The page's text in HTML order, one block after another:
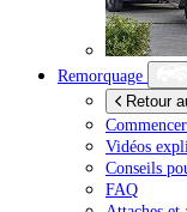
Remorquage
Retour
Vidéos
Conseils
FAQ